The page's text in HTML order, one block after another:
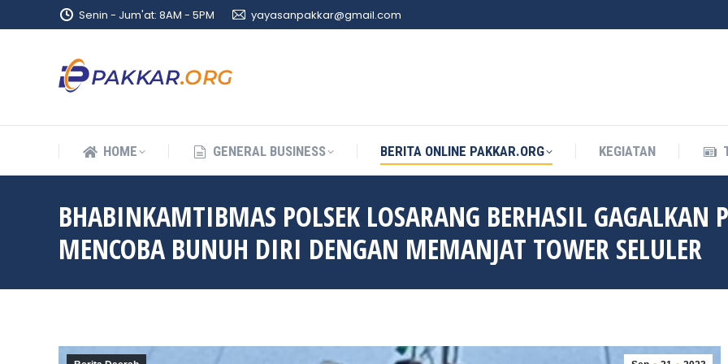
Senin - Jum'at: 8AM - 5PM yayasanpakkar@gmail.com
HOME GENERAL BUSINESS BERITA ONLINE PAKKAR.ORG KEGIATAN
BHABINKAMTIBMAS POLSEK LOSARANG BERHASIL GAGALKAN
MENCOBA BUNUH DIRI DENGAN MEMANJAT TOWER SELULER
HOME GENERAL BUSINESS BERITA ONLINE PAKKAR.ORG KEGIATAN